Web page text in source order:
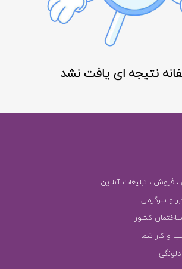
نتیجه ای یافت نشد
، فروش ، تبلیغات آنلاین
و سرگرمی
ساختمان کشور
و کار شما